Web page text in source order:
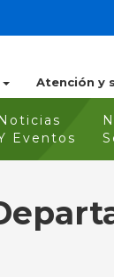
Atención y
Noticias
Eventos